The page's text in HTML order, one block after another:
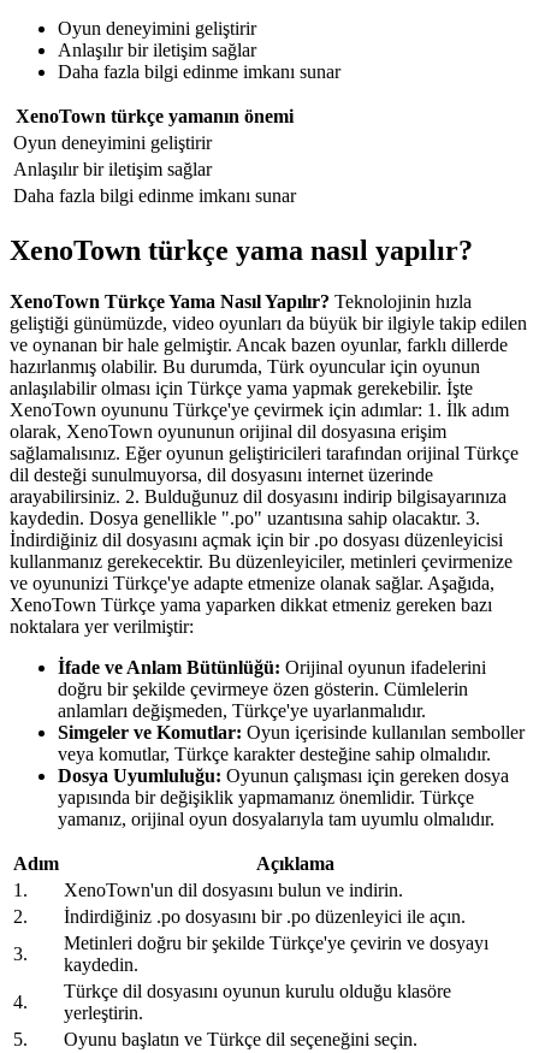
Oyun deneyimini geliştirir
Anlaşılır bir iletişim sağlar
Daha fazla bilgi edinme imkanı sunar
XenoTown türkçe yamanın önemi
Oyun deneyimini geliştirir
Anlaşılır bir iletişim sağlar
Daha fazla bilgi edinme imkanı sunar
XenoTown türkçe yama nasıl yapılır?
XenoTown Türkçe Yama Nasıl Yapılır? Teknolojinin hızla
geliştiği günümüzde, video oyunları da büyük bir ilgiyle takip edilen
ve oynanan bir hale gelmiştir. Ancak bazen oyunlar, farklı dillerde
hazırlanmış olabilir. Bu durumda, Türk oyuncular için oyunun
anlaşılabilir olması için Türkçe yama yapmak gerekebilir. İşte
XenoTown oyununu Türkçe'ye çevirmek için adımlar: 1. İlk adım
olarak, XenoTown oyununun orijinal dil dosyasına erişim
sağlamalısınız. Eğer oyunun geliştiricileri tarafından orijinal Türkçe
dil desteği sunulmuyorsa, dil dosyasını internet üzerinde
arayabilirsiniz. 2. Bulduğunuz dil dosyasını indirip bilgisayarınıza
kaydedin. Dosya genellikle ".po" uzantısına sahip olacaktır. 3.
İndirdiğiniz dil dosyasını açmak için bir .po dosyası düzenleyicisi
kullanmanız gerekecektir. Bu düzenleyiciler, metinleri çevirmenize
ve oyununizi Türkçe'ye adapte etmenize olanak sağlar. Aşağıda,
XenoTown Türkçe yama yaparken dikkat etmeniz gereken bazı
noktalara yer verilmiştir:
İfade ve Anlam Bütünlüğü: Orijinal oyunun ifadelerini
doğru bir şekilde çevirmeye özen gösterin. Cümlelerin
anlamları değişmeden, Türkçe'ye uyarlanmalıdır.
Simgeler ve Komutlar: Oyun içerisinde kullanılan semboller
veya komutlar, Türkçe karakter desteğine sahip olmalıdır.
Dosya Uyumluluğu: Oyunun çalışması için gereken dosya
yapısında bir değişiklik yapmamanız önemlidir. Türkçe
yamanız, orijinal oyun dosyalarıyla tam uyumlu olmalıdır.
Adım
Açıklama
1.
XenoTown'un dil dosyasını bulun ve indirin.
2.
İndirdiğiniz .po dosyasını bir .po düzenleyici ile açın.
3.
Metinleri doğru bir şekilde Türkçe'ye çevirin ve dosyayı
kaydedin.
4.
Türkçe dil dosyasını oyunun kurulu olduğu klasöre
yerleştirin.
5.
Oyunu başlatın ve Türkçe dil seçeneğini seçin.